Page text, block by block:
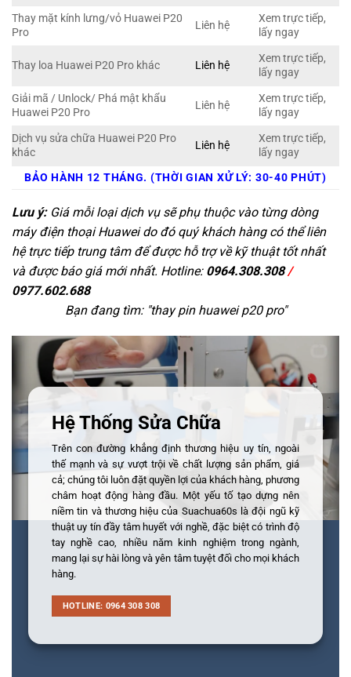
Thay mặt kính lưng/vỏ Huawei P20
Pro
Liên hệ
Xem trực tiếp,
lấy ngay
Thay loa Huawei P20 Pro khác Liên hệ
Xem trực tiếp,
lấy ngay
Giải mã / Unlock/ Phá mật khẩu
Huawei P20 Pro
Liên hệ
Xem trực tiếp,
lấy ngay
Dịch vụ sửa chữa Huawei P20 Pro
khác
Liên hệ
Xem trực tiếp,
lấy ngay
BẢO HÀNH 12 THÁNG. (THỜI GIAN XỬ LÝ: 30-40 PHÚT)
Lưu ý:Giá mỗi loại dịch vụ sẽ phụ thuộc vào từng dòng
máy điện thoại Huawei do đó quý khách hàng có thể liên
hệ trực tiếp trung tâm để được hỗ trợ về kỹ thuật tốt nhất
và được báo giá mới nhất. Hotline: 0964.308.308/
0977.602.688
Bạn đang tìm: "thay pin huawei p20 pro"
Hệ Thống Sửa Chữa
Trên con đường khẳng định thương hiệu uy tín, ngoài
thế mạnh và sự vượt trội về chất lượng sản phẩm, giá
cả; chúng tôi luôn đặt quyền lợi của khách hàng, phương
châm hoạt động hàng đầu. Một yếu tố tạo dựng nên
niềm tin và thương hiệu của Suachua60s là đội ngũ kỹ
thuật uy tín đầy tâm huyết với nghề, đặc biệt có trình độ
tay nghề cao, nhiều năm kinh nghiệm trong ngành,
mang lại sự hài lòng và yên tâm tuyệt đối cho mọi khách
hàng.
HOTLINE: 0964 308 308